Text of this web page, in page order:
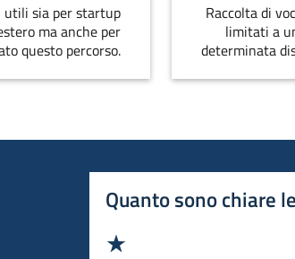
utili sia per startup
ma anche per
questo percorso.
Raccolta di
limitati a
determinata
Quanto sono chiare